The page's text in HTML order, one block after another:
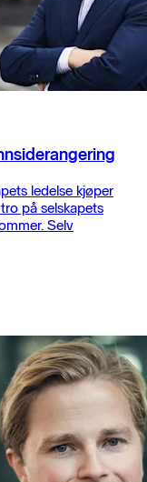
ledelse kjøper
på selskapets
Selv